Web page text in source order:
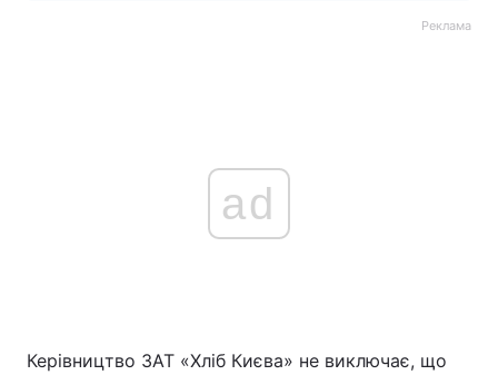
Реклама
ad
Керівництво ЗАТ «Хліб Києва» не виключає, що